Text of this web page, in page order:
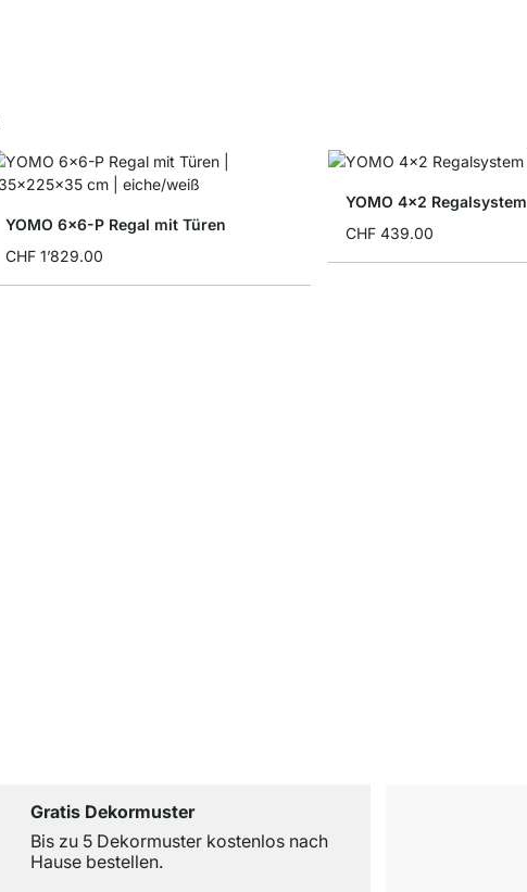
YOMO 6x6-P Regal mit Türen
CHF 1’829.00
YOMO 4x2 Regalsystem
CHF 439.00
Gratis Dekormuster
Bis zu 5 Dekormuster kostenlos nach
Hause bestellen.